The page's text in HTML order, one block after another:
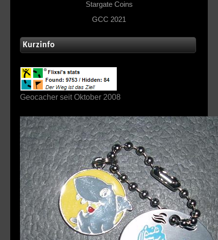
Stargate Coins
GCC 2021
Kurzinfo
Geocacher seit Oktober 2008